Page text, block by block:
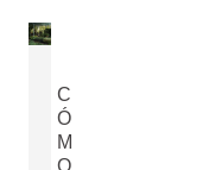
C
Ó
M
O